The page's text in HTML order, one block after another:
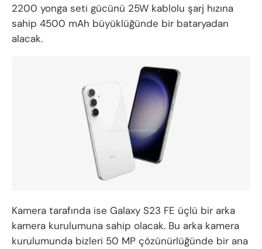
2200 yonga seti gücünü 25W kablolu şarj hızına
sahip 4500 mAh büyüklüğünde bir bataryadan
alacak.
Kamera tarafında ise Galaxy S23 FE üçlü bir arka
kamera kurulumuna sahip olacak. Bu arka kamera
kurulumunda bizleri 50 MP çözünürlüğünde bir ana